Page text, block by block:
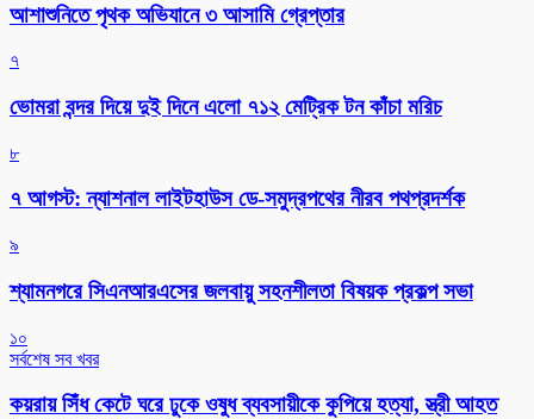
আশাশুনিতে পৃথক অভিযানে ৩ আসামি গ্রেপ্তার
৭
ভোমরা বন্দর দিয়ে দুই দিনে এলো ৭১২ মেট্রিক টন কাঁচা মরিচ
৮
৭ আগস্ট: ন্যাশনাল লাইটহাউস ডে-সমুদ্রপথের নীরব পথপ্রদর্শক
৯
শ্যামনগরে সিএনআরএসের জলবায়ু সহনশীলতা বিষয়ক প্রকল্প সভা
১০
সর্বশেষ সব খবর
কয়রায় সিঁধ কেটে ঘরে ঢুকে ওষুধ ব্যবসায়ীকে কুপিয়ে হত্যা, স্ত্রী আহত